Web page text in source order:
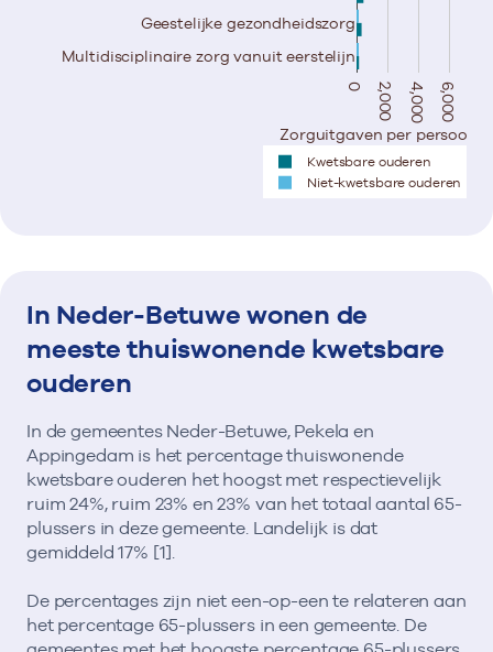
0 2,000 4,000 6,000
Multidisciplinaire zorg vanuit eerstelijn
Geestelijke gezondheidszorg
Kwetsbare ouderen
Niet-kwetsbare ouderen
Zorguitgaven per persoon in
In Neder-Betuwe wonen de
meeste thuiswonende kwetsbare
ouderen
In de gemeentes Neder-Betuwe, Pekela en
Appingedam is het percentage thuiswonende
kwetsbare ouderen het hoogst met respectievelijk
ruim 24%, ruim 23% en 23% van het totaal aantal 65-
plussers in deze gemeente. Landelijk is dat
gemiddeld 17% [1].
De percentages zijn niet een-op-een te relateren aan
het percentage 65-plussers in een gemeente. De